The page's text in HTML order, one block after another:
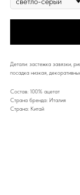
Детали: застежка завязки,
посадка низкая,
Состав: 100% ацетат
Страна бренда: Италия
Страна: Китай